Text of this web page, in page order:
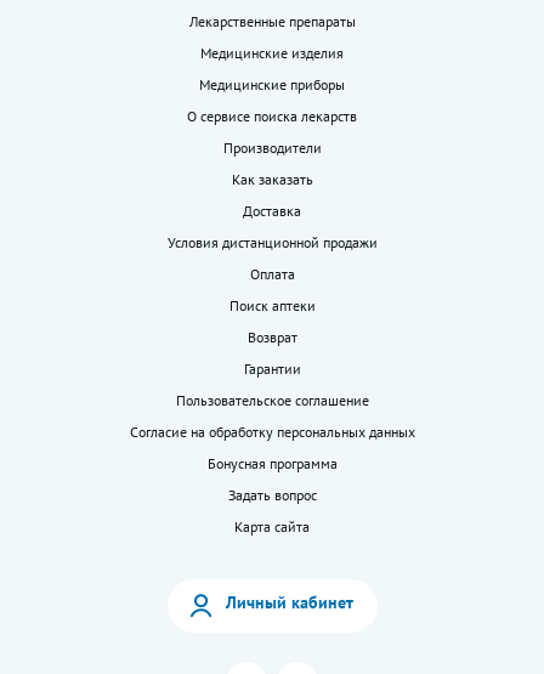
Лекарственные препараты
Медицинские изделия
Медицинские приборы
О сервисе поиска лекарств
Производители
Как заказать
Доставка
Условия дистанционной продажи
Оплата
Поиск аптеки
Возврат
Гарантии
Пользовательское соглашение
Согласие на обработку персональных данных
Бонусная программа
Задать вопрос
Карта сайта
Личный кабинет